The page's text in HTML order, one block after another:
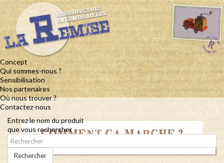
Concept
Qui sommes-nous ?
Sensibilisation
Nos partenaires
Où nous trouver ?
Contactez-nous
Entrez le nom du produit
que vous rechercher
Rechercher
COMMENT ÇA MARCHE ?